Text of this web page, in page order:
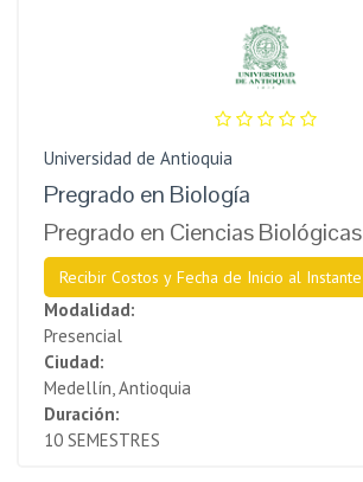
Universidad de Antioquia
Pregrado en Biología
Pregrado en Ciencias Biológicas
Recibir Costos y Fecha de Inicio al Instante
Modalidad:
Presencial
Ciudad:
Medellín, Antioquia
Duración:
10 SEMESTRES